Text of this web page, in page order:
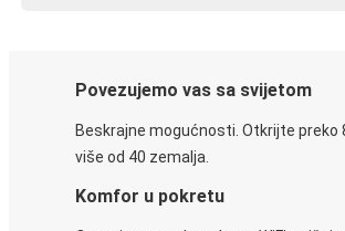
Povezujemo vas sa svijetom
Beskrajne mogućnosti. Otkrijte preko
više od 40 zemalja.
Komfor u pokretu